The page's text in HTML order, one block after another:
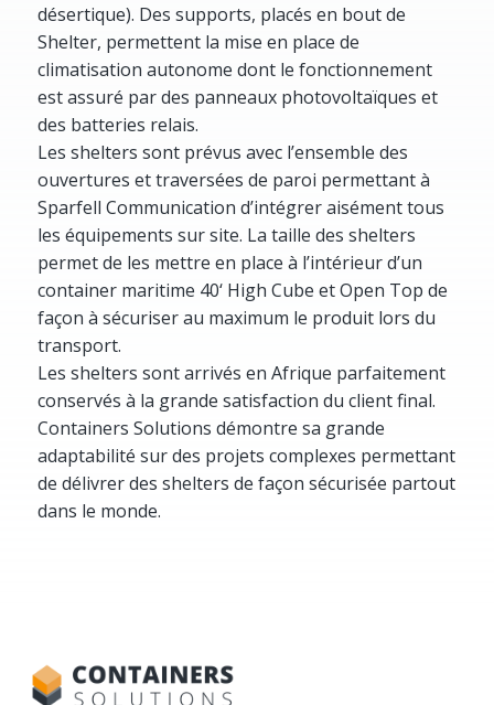
désertique). Des supports, placés en bout de
Shelter, permettent la mise en place de
climatisation autonome dont le fonctionnement
est assuré par des panneaux photovoltaïques et
des batteries relais.
Les shelters sont prévus avec l’ensemble des
ouvertures et traversées de paroi permettant à
Sparfell Communication d’intégrer aisément tous
les équipements sur site. La taille des shelters
permet de les mettre en place à l’intérieur d’un
container maritime 40‘ High Cube et Open Top de
façon à sécuriser au maximum le produit lors du
transport.
Les shelters sont arrivés en Afrique parfaitement
conservés à la grande satisfaction du client final.
Containers Solutions démontre sa grande
adaptabilité sur des projets complexes permettant
de délivrer des shelters de façon sécurisée partout
dans le monde.